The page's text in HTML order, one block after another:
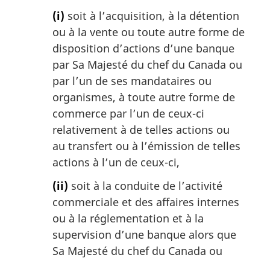
(i) soit à l’acquisition, à la détention
ou à la vente ou toute autre forme de
disposition d’actions d’une banque
par Sa Majesté du chef du Canada ou
par l’un de ses mandataires ou
organismes, à toute autre forme de
commerce par l’un de ceux-ci
relativement à de telles actions ou
au transfert ou à l’émission de telles
actions à l’un de ceux-ci,
(ii) soit à la conduite de l’activité
commerciale et des affaires internes
ou à la réglementation et à la
supervision d’une banque alors que
Sa Majesté du chef du Canada ou